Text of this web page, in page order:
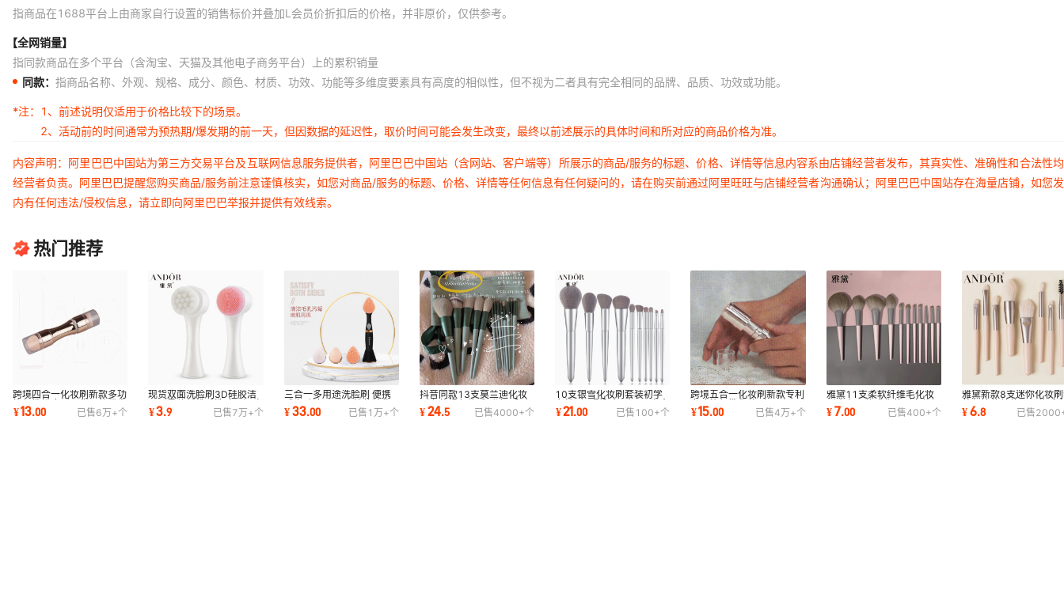
指商品在1688平台上由商家自行设置的销售标价并叠加L会员价折扣后的价格，并非原价，仅供参考。
【全网销量】
指同款商品在多个平台（含淘宝、天猫及其他电子商务平台）上的累积销量
同款： 指商品名称、外观、规格、成分、颜色、材质、功效、功能等多维度要素具有高度的相似性，但不视为二者具有完全相同的品牌、品质、功效或功能。
*注：
1、前述说明仅适用于价格比较下的场景。
2、活动前的时间通常为预热期/爆发期的前一天，但因数据的延迟性，取价时间可能会发生改变，最终以前述展示的具体时间和所对应的商品价格为准。
内容声明：阿里巴巴中国站为第三方交易平台及互联网信息服务提供者，阿里巴巴中国站（含网站、客户端等）所展示的商品/服务的标题、价格、详情等信息内容系由店铺经营者发布，其真实性、准确性和合法性
经营者负责。阿里巴巴提醒您购买商品/服务前注意谨慎核实，如您对商品/服务的标题、价格、详情等任何信息有任何疑问的，请在购买前通过阿里旺旺与店铺经营者沟通确认；阿里巴巴中国站存在海量店铺，如您
内有任何违法/侵权信息，请立即向阿里巴巴举报并提供有效线索。
热门推荐
跨境四合一化妆刷新款多功
能便携粉底刷现货一件代发
腮红刷 唇刷
¥13.00 已售6万+个
现货双面洗脸刷3D硅胶洁
面刷柔软纤维毛洗脸仪源头
厂家供货护肤
¥3.9 已售7万+个
三合一多用途洗脸刷 便携
式电动洁面刷 个性款精华
导入仪厂家批发
¥33.00 已售 1万+个
抖音同款13支莫兰迪化妆
刷套装绿色软毛刷速干腮红
散粉刷粉底刷
¥24.5 已售4000+个
10支银雪化妆刷套装初学
者粉刷眼影腮红刷子月光全
套美妆工具
¥21.00 已售 100+个
跨境五合一化妆刷新款专利
多功能便携化妆刷眉刷唇刷
粉扑腮红刷
¥15.00 已售4万+个
雅黛11支柔软纤维毛化妆
刷小布丁款式化妆刷套装初
学者美妆工具
¥7.00 已售400+个
雅黛新款8支迷你化妆
装便捷款美妆工具软毛
刷子现货
¥6.8 已售